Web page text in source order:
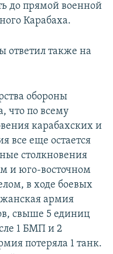
до прямой военной
Карабаха.
ответил также на
обороны
что по всему
карабахских и
все еще остается
столкновения
и юго-восточном
в ходе боевых
армия
свыше 5 единиц
1 БМП и 2
потеряла 1 танк.